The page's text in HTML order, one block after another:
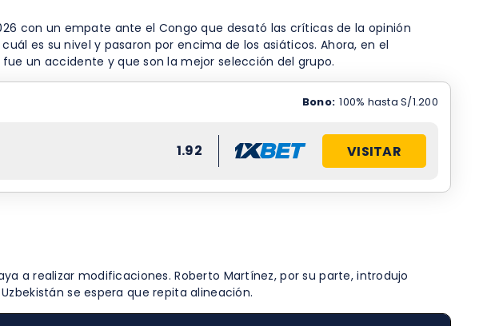
con un empate ante el Congo que desató las críticas de la opinión
es su nivel y pasaron por encima de los asiáticos. Ahora, en el
un accidente y que son la mejor selección del grupo.
Bono: 100% hasta S/1.200
1.92 VISITAR
a realizar modificaciones. Roberto Martínez, por su parte, introdujo
se espera que repita alineación.